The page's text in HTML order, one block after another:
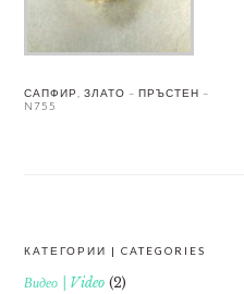
САПФИР, ЗЛАТО – ПРЪСТЕН –
N755
FOOTER
КАТЕГОРИИ | CATEGORIES
Видео | Video (2)